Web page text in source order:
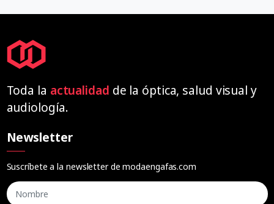
Toda la actualidad de la óptica, salud visual y
audiología.
Newsletter
Suscríbete a la newsletter de modaengafas.com